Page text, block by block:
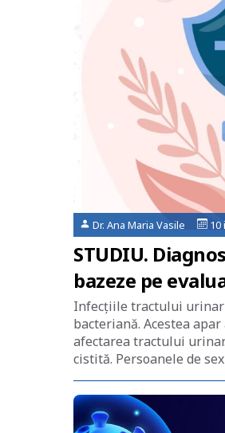
Dr. Ana Maria Vasile 10
STUDIU.
bazeze pe
Infecțiile tractului urinar
bacteriană. Acestea
afectarea tractului
cistită. Persoanele de